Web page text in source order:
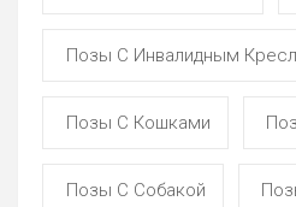
Позы С Инвалидным
Позы С Кошками
Позы С Собакой